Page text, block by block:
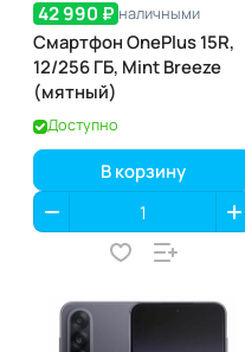
42 990 ₽ наличными
Смартфон OnePlus 15R,
12/256 ГБ, Mint Breeze
(мятный)
Доступно
В корзину